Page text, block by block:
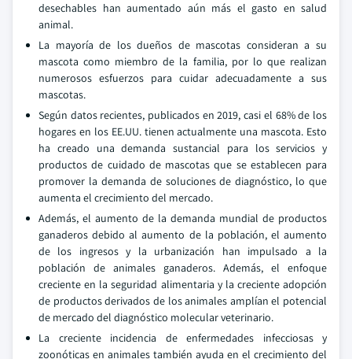
desechables han aumentado aún más el gasto en salud
animal.
La mayoría de los dueños de mascotas consideran a su
mascota como miembro de la familia, por lo que realizan
numerosos esfuerzos para cuidar adecuadamente a sus
mascotas.
Según datos recientes, publicados en 2019, casi el 68% de los
hogares en los EE.UU. tienen actualmente una mascota. Esto
ha creado una demanda sustancial para los servicios y
productos de cuidado de mascotas que se establecen para
promover la demanda de soluciones de diagnóstico, lo que
aumenta el crecimiento del mercado.
Además, el aumento de la demanda mundial de productos
ganaderos debido al aumento de la población, el aumento
de los ingresos y la urbanización han impulsado a la
población de animales ganaderos. Además, el enfoque
creciente en la seguridad alimentaria y la creciente adopción
de productos derivados de los animales amplían el potencial
de mercado del diagnóstico molecular veterinario.
La creciente incidencia de enfermedades infecciosas y
zoonóticas en animales también ayuda en el crecimiento del